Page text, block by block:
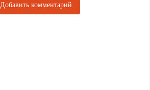
Добавить комментарий